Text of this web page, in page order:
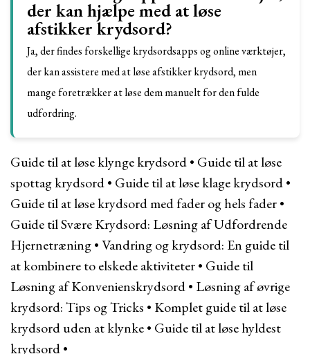
der kan hjælpe med at løse
afstikker krydsord?
Ja, der findes forskellige krydsordsapps og online værktøjer,
der kan assistere med at løse afstikker krydsord, men
mange foretrækker at løse dem manuelt for den fulde
udfordring.
Guide til at løse klynge krydsord• Guide til at løse
spottag krydsord• Guide til at løse klage krydsord•
Guide til at løse krydsord med fader og hels fader•
Guide til Svære Krydsord: Løsning af Udfordrende
Hjernetræning•Vandring og krydsord: En guide til
at kombinere to elskede aktiviteter• Guide til
Løsning af Konvenienskrydsord• Løsning af øvrige
krydsord: Tips og Tricks • Komplet guide til at løse
krydsord uden at klynke• Guide til at løse hyldest
krydsord•